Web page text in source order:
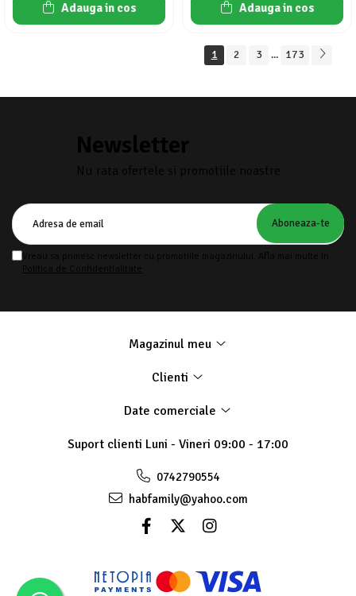
Adauga in cos Adauga in cos
1 2 3 ... 173
Newsletter
Nu rata ofertele si promotiile noastre
Vreau sa primesc newsletter cu promotiile magazinului. Afla mai multe in
Politica de Confidentialitate
Magazinul meu
Clienti
Date comerciale
Suport clienti Luni - Vineri 09:00 - 17:00
0742790554
habfamily@yahoo.com